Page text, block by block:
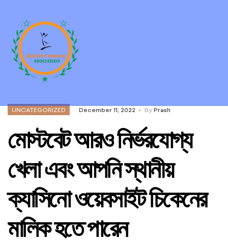
UNCATEGORIZED December 11, 2022 By Prash
মোস্টবেট আরও নির্ভরযোগ্য
খেলা এবং আপনি স্থানীয়
ক্যাসিনো ওয়েবসাইট চিকেনের
মালিক হতে পারেন